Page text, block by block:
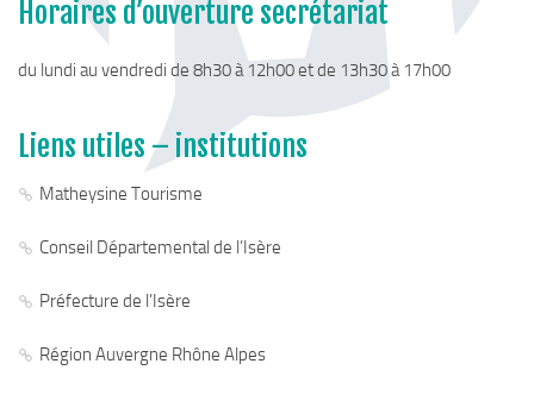
Matacena : Réseau de lecture
La Mure Cinéma Théatre
L’Education Artistique et Culturelle en Matheysine
Résidence-actions FESTINS 2025-2027
Piscine territoriale
Espace Naturel Sensible (ENS)
Horaires d’ouverture secrétariat
du lundi au vendredi de 8h30 à 12h00 et de 13h30 à 17h00
Liens utiles – institutions
Matheysine Tourisme
Conseil Départemental de l’Isère
Préfecture de l’Isère
Région Auvergne Rhône Alpes